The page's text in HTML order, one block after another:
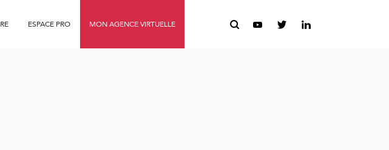
ESPACE PRO MON AGENCE VIRTUELLE